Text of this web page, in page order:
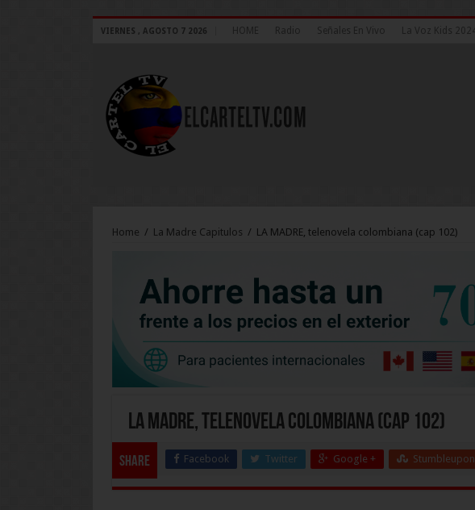
VIERNES , AGOSTO 7 2026 HOME Radio Señales En Vivo La Voz Kids 2024
Home / La Madre Capitulos / LA MADRE, telenovela colombiana (cap 102)
LA MADRE, telenovela colombiana (cap 102)
Share Facebook Twitter Google + Stumbleupon